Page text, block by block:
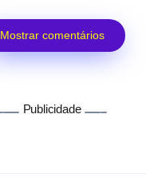
Mostrar comentários
Publicidade